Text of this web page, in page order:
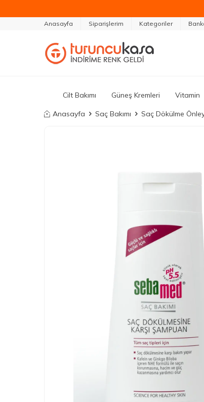
Anasayfa Siparişlerim Kategoriler
Cilt Bakımı Güneş Kremleri Vitamin
Anasayfa Saç Bakımı Saç Dökülme